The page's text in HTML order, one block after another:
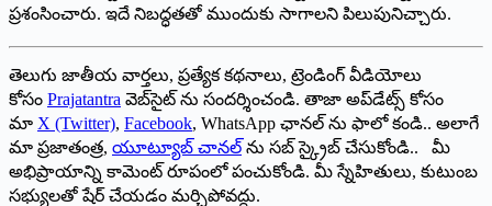
ప్రశంసించారు. ఇదే నిబద్ధతతో ముందుకు సాగాలని పిలుపునిచ్చారు.
తెలుగు జాతీయ వార్తలు, ప్రత్యేక కథనాలు, ట్రెండింగ్ వీడియోలు
కోసం Prajatantra వెబ్‌సైట్ ను సందర్శించండి. తాజా అప్‌డేట్స్ కోసం
మా X (Twitter), Facebook, WhatsApp ఛానల్ ను ఫాలో కండి.. అలాగే
మా ప్రజాతంత్ర, యూట్యూబ్ చానల్ ను సబ్ స్క్రైబ్ చేసుకోండి.. మీ
అభిప్రాయాన్ని కామెంట్ రూపంలో పంచుకోండి. మీ స్నేహితులు, కుటుంబ
సభ్యులతో షేర్ చేయడం మర్చిపోవద్దు.